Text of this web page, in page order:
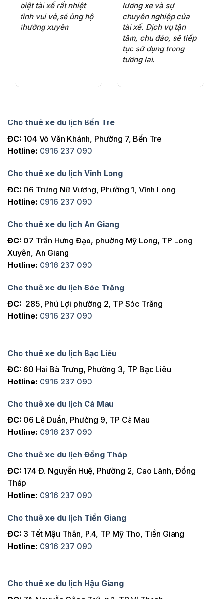
biệt tài xế rất nhiệt
tình vui vẻ,sẽ ủng hộ
thường xuyên
lượng xe và sự
chuyên nghiệp của
tài xế. Dịch vụ tận
tâm, chu đáo, sẽ tiếp
tục sử dụng trong
tương lai.
Cho thuê xe du lịch Bến Tre
ĐC: 104 Võ Văn Khánh, Phường 7, Bến Tre
Hotline: 0916 237 090
Cho thuê xe du lịch Vĩnh Long
ĐC: 06 Trưng Nữ Vương, Phường 1, Vĩnh Long
Hotline: 0916 237 090
Cho thuê xe du lịch An Giang
ĐC: 07 Trần Hưng Đạo, phường Mỹ Long, TP Long
Xuyên, An Giang
Hotline: 0916 237 090
Cho thuê xe du lịch Sóc Trăng
ĐC: 285, Phú Lợi phường 2, TP Sóc Trăng
Hotline: 0916 237 090
Cho thuê xe du lịch Bạc Liêu
ĐC: 60 Hai Bà Trưng, Phường 3, TP Bạc Liêu
Hotline: 0916 237 090
Cho thuê xe du lịch Cà Mau
ĐC: 06 Lê Duẩn, Phường 9, TP Cà Mau
Hotline: 0916 237 090
Cho thuê xe du lịch Đồng Tháp
ĐC: 174 Đ. Nguyễn Huệ, Phường 2, Cao Lãnh, Đồng
Tháp
Hotline: 0916 237 090
Cho thuê xe du lịch Tiền Giang
ĐC: 3 Tết Mậu Thân, P.4, TP Mỹ Tho, Tiền Giang
Hotline: 0916 237 090
Cho thuê xe du lịch Hậu Giang